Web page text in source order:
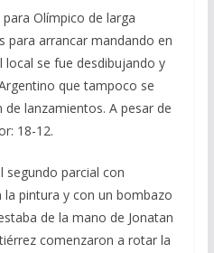
Olímpico de larga
para arrancar mandando en
se fue desdibujando y
que tampoco se
lanzamientos. A pesar de
18-12.
segundo parcial con
pintura y con un bombazo
de la mano de Jonatan
comenzaron a rotar la